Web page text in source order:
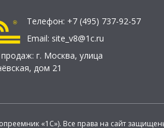
Телефон: +7 (495) 737-92-57
Email: site_v8@1c.ru
г. Москва, улица
дом 21
«1С»). Все права на сайт